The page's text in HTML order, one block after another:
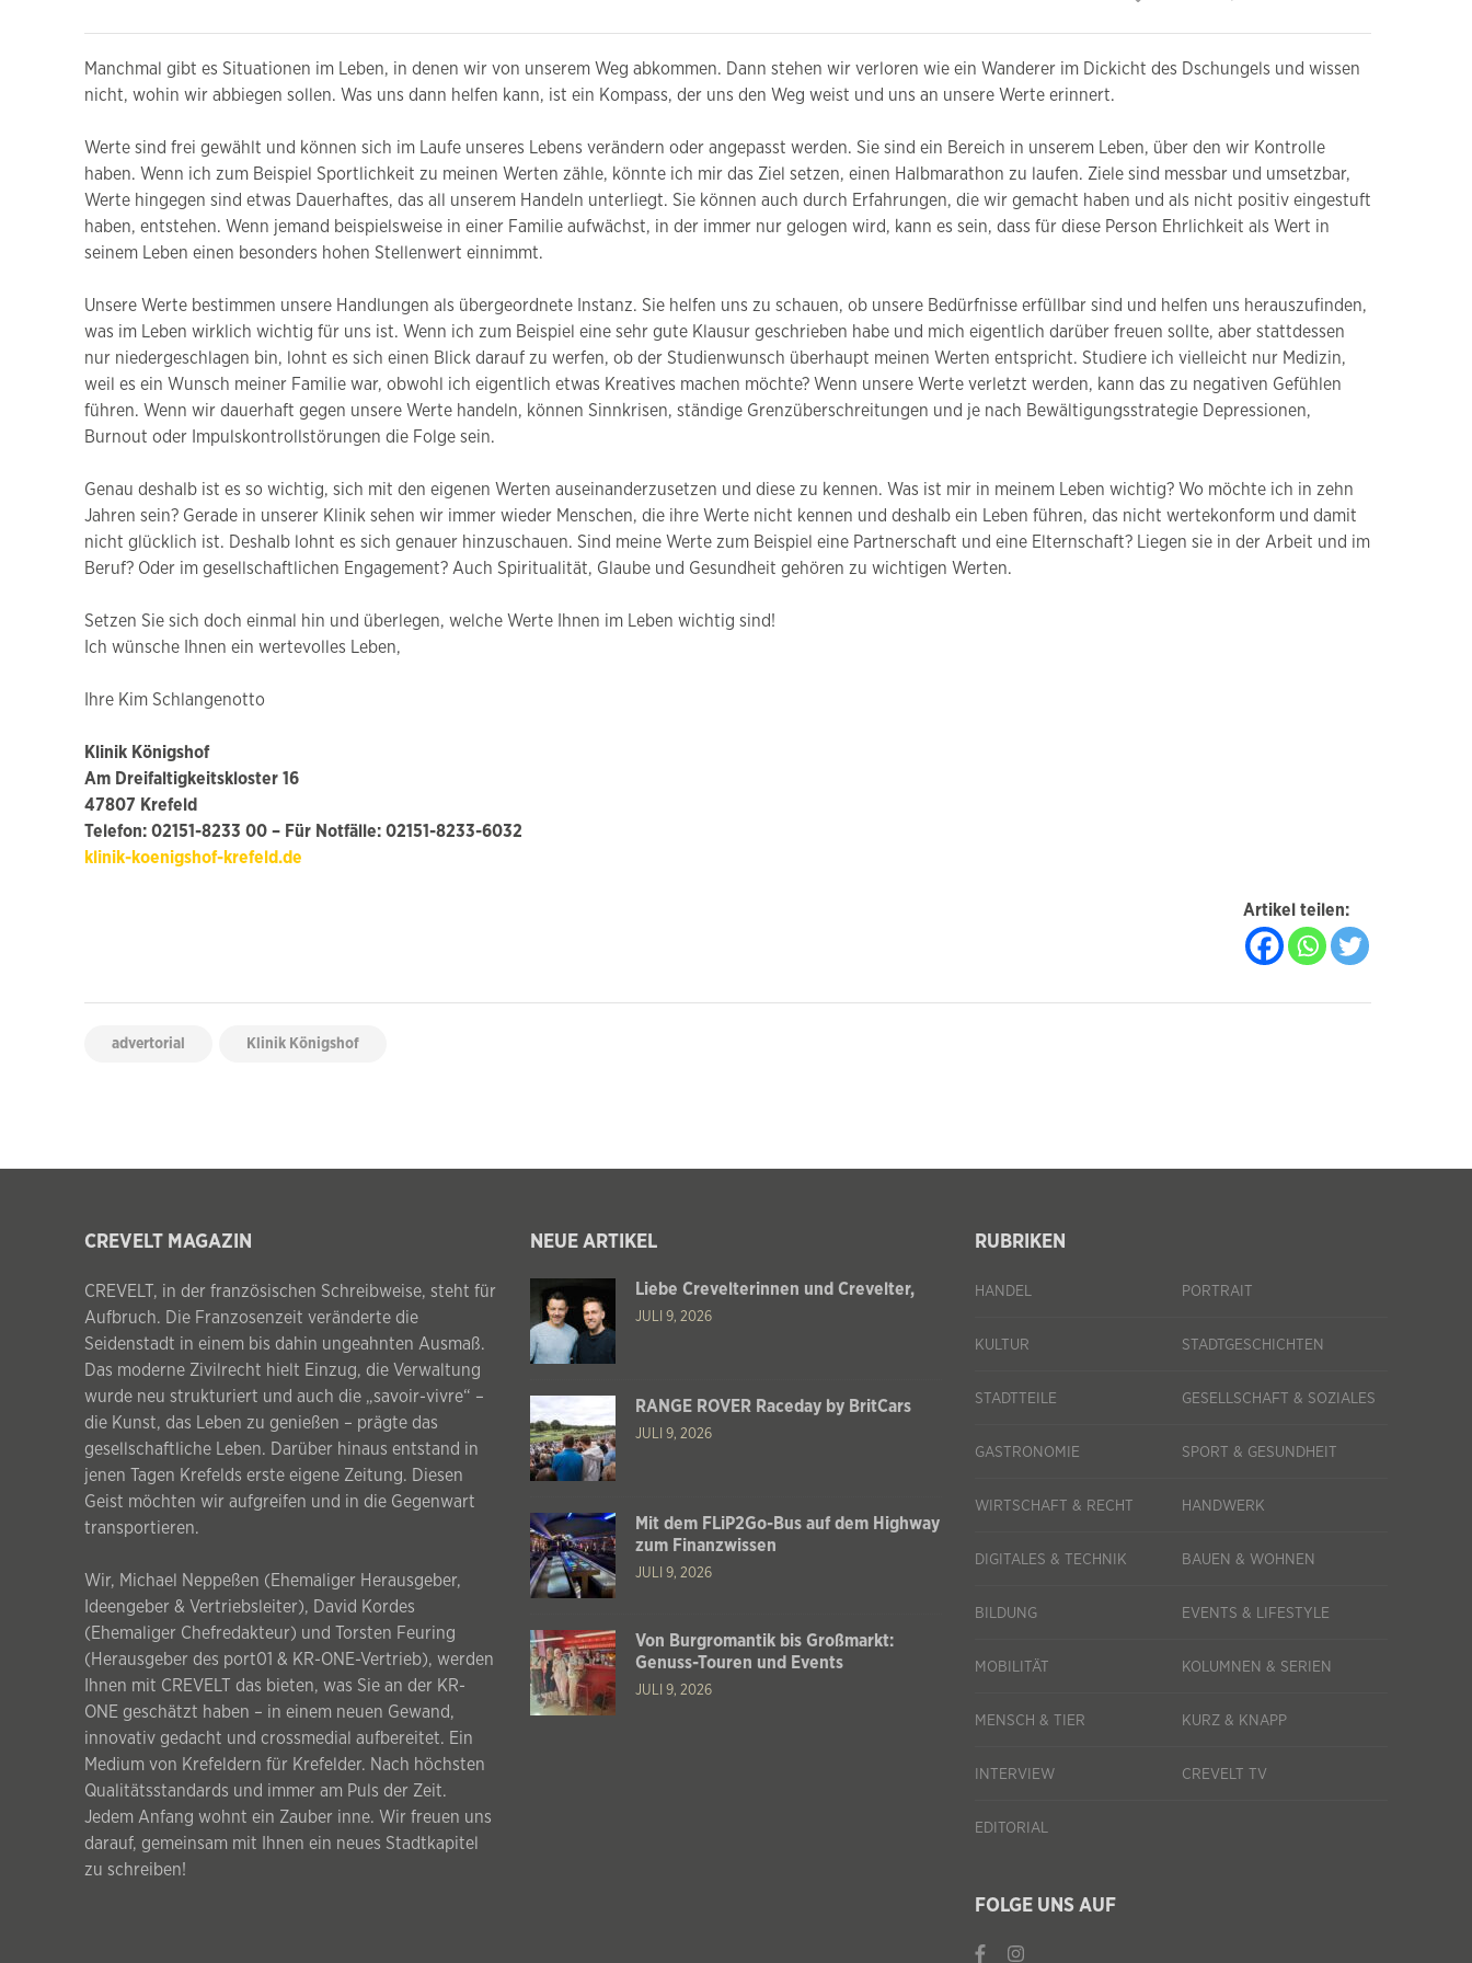
Manchmal gibt es Situationen im Leben, in denen wir von unserem Weg abkommen. Dann stehen wir verloren wie ein Wanderer im Dickicht des Dschungels und wissen
nicht, wohin wir abbiegen sollen. Was uns dann helfen kann, ist ein Kompass, der uns den Weg weist und uns an unsere Werte erinnert.
Werte sind frei gewählt und können sich im Laufe unseres Lebens verändern oder angepasst werden. Sie sind ein Bereich in unserem Leben, über den wir Kontrolle
haben. Wenn ich zum Beispiel Sportlichkeit zu meinen Werten zähle, könnte ich mir das Ziel setzen, einen Halbmarathon zu laufen. Ziele sind messbar und umsetzbar,
Werte hingegen sind etwas Dauerhaftes, das all unserem Handeln unterliegt. Sie können auch durch Erfahrungen, die wir gemacht haben und als nicht positiv eingestuft
haben, entstehen. Wenn jemand beispielsweise in einer Familie aufwächst, in der immer nur gelogen wird, kann es sein, dass für diese Person Ehrlichkeit als Wert in
seinem Leben einen besonders hohen Stellenwert einnimmt.
Unsere Werte bestimmen unsere Handlungen als übergeordnete Instanz. Sie helfen uns zu schauen, ob unsere Bedürfnisse erfüllbar sind und helfen uns herauszufinden,
was im Leben wirklich wichtig für uns ist. Wenn ich zum Beispiel eine sehr gute Klausur geschrieben habe und mich eigentlich darüber freuen sollte, aber stattdessen
nur niedergeschlagen bin, lohnt es sich einen Blick darauf zu werfen, ob der Studienwunsch überhaupt meinen Werten entspricht. Studiere ich vielleicht nur Medizin,
weil es ein Wunsch meiner Familie war, obwohl ich eigentlich etwas Kreatives machen möchte? Wenn unsere Werte verletzt werden, kann das zu negativen Gefühlen
führen. Wenn wir dauerhaft gegen unsere Werte handeln, können Sinnkrisen, ständige Grenzüberschreitungen und je nach Bewältigungsstrategie Depressionen,
Burnout oder Impulskontrollstörungen die Folge sein.
Genau deshalb ist es so wichtig, sich mit den eigenen Werten auseinanderzusetzen und diese zu kennen. Was ist mir in meinem Leben wichtig? Wo möchte ich in zehn
Jahren sein? Gerade in unserer Klinik sehen wir immer wieder Menschen, die ihre Werte nicht kennen und deshalb ein Leben führen, das nicht wertekonform und damit
nicht glücklich ist. Deshalb lohnt es sich genauer hinzuschauen. Sind meine Werte zum Beispiel eine Partnerschaft und eine Elternschaft? Liegen sie in der Arbeit und im
Beruf? Oder im gesellschaftlichen Engagement? Auch Spiritualität, Glaube und Gesundheit gehören zu wichtigen Werten.
Setzen Sie sich doch einmal hin und überlegen, welche Werte Ihnen im Leben wichtig sind!
Ich wünsche Ihnen ein wertevolles Leben,
Ihre Kim Schlangenotto
Klinik Königshof
Am Dreifaltigkeitskloster 16
47807 Krefeld
Telefon: 02151-8233 00 – Für Notfälle: 02151-8233-6032
klinik-koenigshof-krefeld.de
Artikel teilen:
advertorial Klinik Königshof
CREVELT MAGAZIN
CREVELT, in der französischen Schreibweise, steht für
Aufbruch. Die Franzosenzeit veränderte die
Seidenstadt in einem bis dahin ungeahnten Ausmaß.
Das moderne Zivilrecht hielt Einzug, die Verwaltung
wurde neu strukturiert und auch die „savoir-vivre“ –
die Kunst, das Leben zu genießen – prägte das
gesellschaftliche Leben. Darüber hinaus entstand in
jenen Tagen Krefelds erste eigene Zeitung. Diesen
Geist möchten wir aufgreifen und in die Gegenwart
transportieren.
Wir, Michael Neppeßen (Ehemaliger Herausgeber,
Ideengeber & Vertriebsleiter), David Kordes
(Ehemaliger Chefredakteur) und Torsten Feuring
(Herausgeber des port01 & KR-ONE-Vertrieb), werden
Ihnen mit CREVELT das bieten, was Sie an der KR-
ONE geschätzt haben – in einem neuen Gewand,
innovativ gedacht und crossmedial aufbereitet. Ein
Medium von Krefeldern für Krefelder. Nach höchsten
Qualitätsstandards und immer am Puls der Zeit.
Jedem Anfang wohnt ein Zauber inne. Wir freuen uns
darauf, gemeinsam mit Ihnen ein neues Stadtkapitel
zu schreiben!
NEUE ARTIKEL
Liebe Crevelterinnen und Crevelter,
JULI 9, 2026
RANGE ROVER Raceday by BritCars
JULI 9, 2026
Mit dem FLiP2Go-Bus auf dem Highway
zum Finanzwissen
JULI 9, 2026
Von Burgromantik bis Großmarkt:
Genuss-Touren und Events
JULI 9, 2026
RUBRIKEN
HANDEL PORTRAIT
KULTUR STADTGESCHICHTEN
STADTTEILE GESELLSCHAFT & SOZIALES
GASTRONOMIE SPORT & GESUNDHEIT
WIRTSCHAFT & RECHT HANDWERK
DIGITALES & TECHNIK BAUEN & WOHNEN
BILDUNG EVENTS & LIFESTYLE
MOBILITÄT KOLUMNEN & SERIEN
MENSCH & TIER KURZ & KNAPP
INTERVIEW CREVELT TV
EDITORIAL
FOLGE UNS AUF